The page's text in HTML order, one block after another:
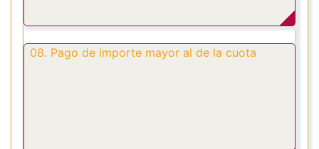
08. Pago de importe mayor al de la cuota